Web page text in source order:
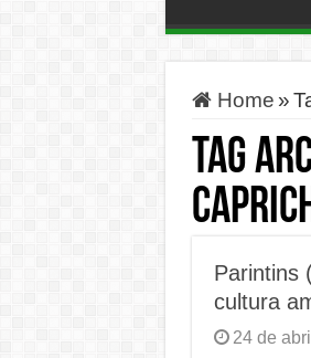
Home »
Tag
Parintins
cultura
24 de